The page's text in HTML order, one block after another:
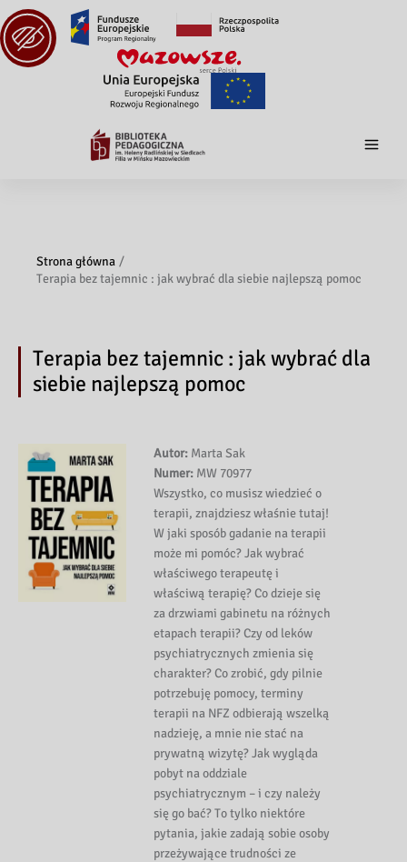
Strona główna
Terapia bez tajemnic : jak wybrać dla siebie najlepszą pomoc
Terapia bez tajemnic : jak wybrać dla
siebie najlepszą pomoc
Autor: Marta Sak
Numer: MW 70977
Wszystko, co musisz wiedzieć o
terapii, znajdziesz właśnie tutaj!
W jaki sposób gadanie na terapii
może mi pomóc? Jak wybrać
właściwego terapeutę i
właściwą terapię? Co dzieje się
za drzwiami gabinetu na różnych
etapach terapii? Czy od leków
psychiatrycznych zmienia się
charakter? Co zrobić, gdy pilnie
potrzebuję pomocy, terminy
terapii na NFZ odbierają wszelką
nadzieję, a mnie nie stać na
prywatną wizytę? Jak wygląda
pobyt na oddziale
psychiatrycznym – i czy należy
się go bać? To tylko niektóre
pytania, jakie zadają sobie osoby
przeżywające trudności ze